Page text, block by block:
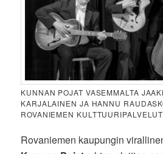
KUNNAN POJAT VASEMMALTA
KARJALAINEN JA HANNU
ROVANIEMEN KULTTUURIPALVELUT
Rovaniemen kaupungin